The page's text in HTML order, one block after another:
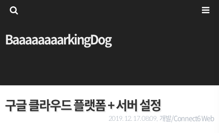
BaaaaaaaarkingDog
구글 클라우드 플랫폼 + 서버 설정
2019. 12. 17. 08:09, 개발/Connect6 Web